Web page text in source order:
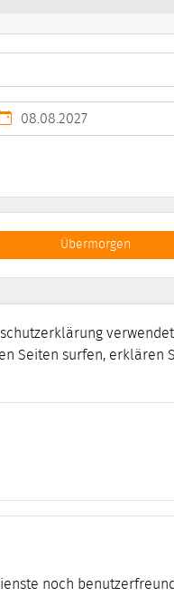
Seiten surfen, erklären
noch
Kalendertag
Übermorgen